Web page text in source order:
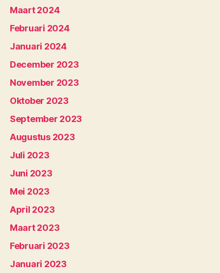
Maart 2024
Februari 2024
Januari 2024
December 2023
November 2023
Oktober 2023
September 2023
Augustus 2023
Juli 2023
Juni 2023
Mei 2023
April 2023
Maart 2023
Februari 2023
Januari 2023